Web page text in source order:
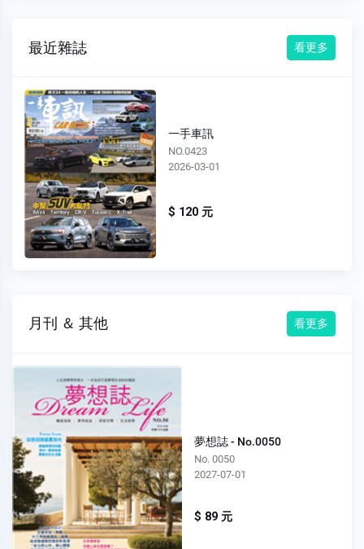
最近雜誌 看更多
一手車訊
NO.0422
2026-02-01
$ 120 元
月刊 ＆ 其他 看更多
夢想誌 - No.0050
No. 0050
2027-07-01
$ 89 元